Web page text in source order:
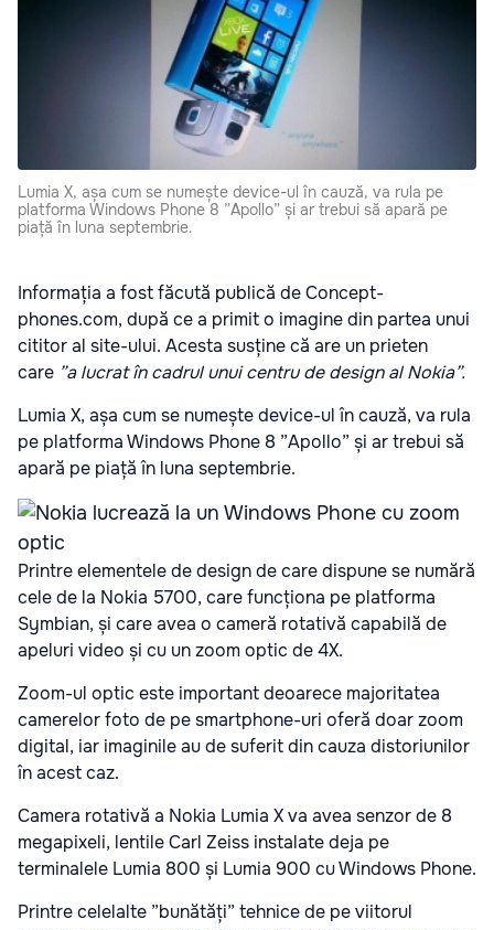
Lumia X, așa cum se numește device-ul în cauză, va rula pe
platforma Windows Phone 8 ”Apollo” și ar trebui să apară pe
piață în luna septembrie.
Informația a fost făcută publică de Concept-
phones.com, după ce a primit o imagine din partea unui
cititor al site-ului. Acesta susține că are un prieten
care ”a lucrat în cadrul unui centru de design al Nokia”.
Lumia X, așa cum se numește device-ul în cauză, va rula
pe platforma Windows Phone 8 ”Apollo” și ar trebui să
apară pe piață în luna septembrie.
Printre elementele de design de care dispune se numără
cele de la Nokia 5700, care funcționa pe platforma
Symbian, și care avea o cameră rotativă capabilă de
apeluri video și cu un zoom optic de 4X.
Zoom-ul optic este important deoarece majoritatea
camerelor foto de pe smartphone-uri oferă doar zoom
digital, iar imaginile au de suferit din cauza distoriunilor
în acest caz.
Camera rotativă a Nokia Lumia X va avea senzor de 8
megapixeli, lentile Carl Zeiss instalate deja pe
terminalele Lumia 800 și Lumia 900 cu Windows Phone.
Printre celelalte ”bunătăți” tehnice de pe viitorul